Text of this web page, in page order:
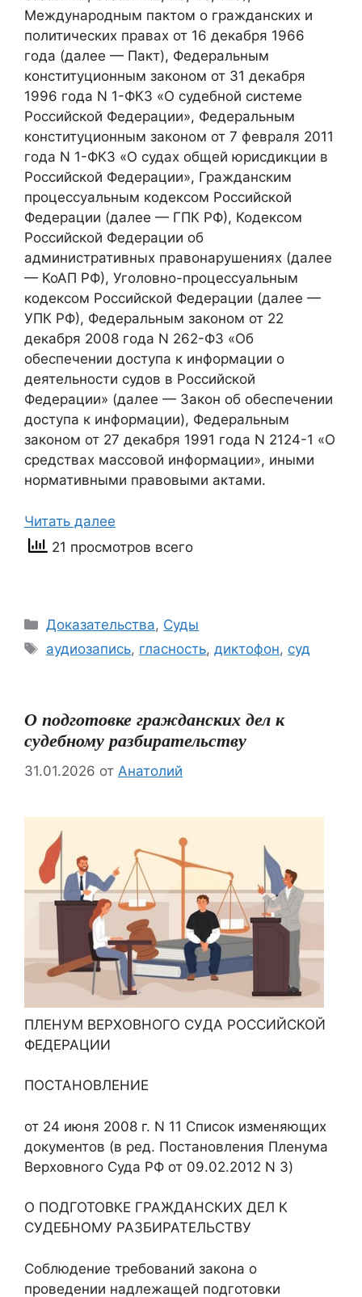
Международным пактом о гражданских и
политических правах от 16 декабря 1966
года (далее — Пакт), Федеральным
конституционным законом от 31 декабря
1996 года N 1-ФКЗ «О судебной системе
Российской Федерации», Федеральным
конституционным законом от 7 февраля 2011
года N 1-ФКЗ «О судах общей юрисдикции в
Российской Федерации», Гражданским
процессуальным кодексом Российской
Федерации (далее — ГПК РФ), Кодексом
Российской Федерации об
административных правонарушениях (далее
— КоАП РФ), Уголовно-процессуальным
кодексом Российской Федерации (далее —
УПК РФ), Федеральным законом от 22
декабря 2008 года N 262-ФЗ «Об
обеспечении доступа к информации о
деятельности судов в Российской
Федерации» (далее — Закон об обеспечении
доступа к информации), Федеральным
законом от 27 декабря 1991 года N 2124-1 «О
средствах массовой информации», иными
нормативными правовыми актами.
Читать далее
21 просмотров всего
Рубрики
Доказательства, Суды
Метки
аудиозапись, гласность,диктофон, суд
О подготовке гражданских дел к
судебному разбирательству
31.01.2026 от Анатолий
ПЛЕНУМ ВЕРХОВНОГО СУДА РОССИЙСКОЙ
ФЕДЕРАЦИИ
ПОСТАНОВЛЕНИЕ
от 24 июня 2008 г. N 11 Список изменяющих
документов (в ред. Постановления Пленума
Верховного Суда РФ от 09.02.2012 N 3)
О ПОДГОТОВКЕ ГРАЖДАНСКИХ ДЕЛ К
СУДЕБНОМУ РАЗБИРАТЕЛЬСТВУ
Соблюдение требований закона о
проведении надлежащей подготовки